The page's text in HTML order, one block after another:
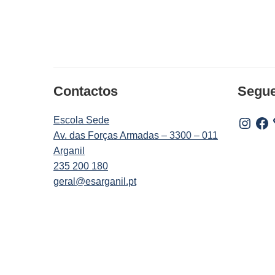
Contactos
Escola Sede
Av. das Forças Armadas – 3300 – 011
Arganil
235 200 180
geral@esarganil.pt